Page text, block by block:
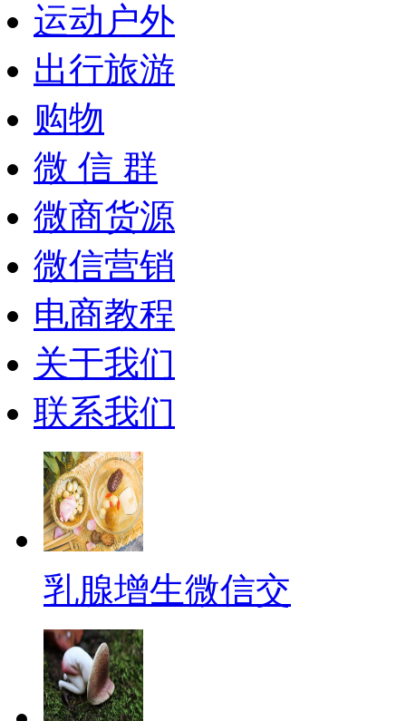
运动户外
出行旅游
购物
微 信 群
微商货源
微信营销
电商教程
关于我们
联系我们
乳腺增生微信交